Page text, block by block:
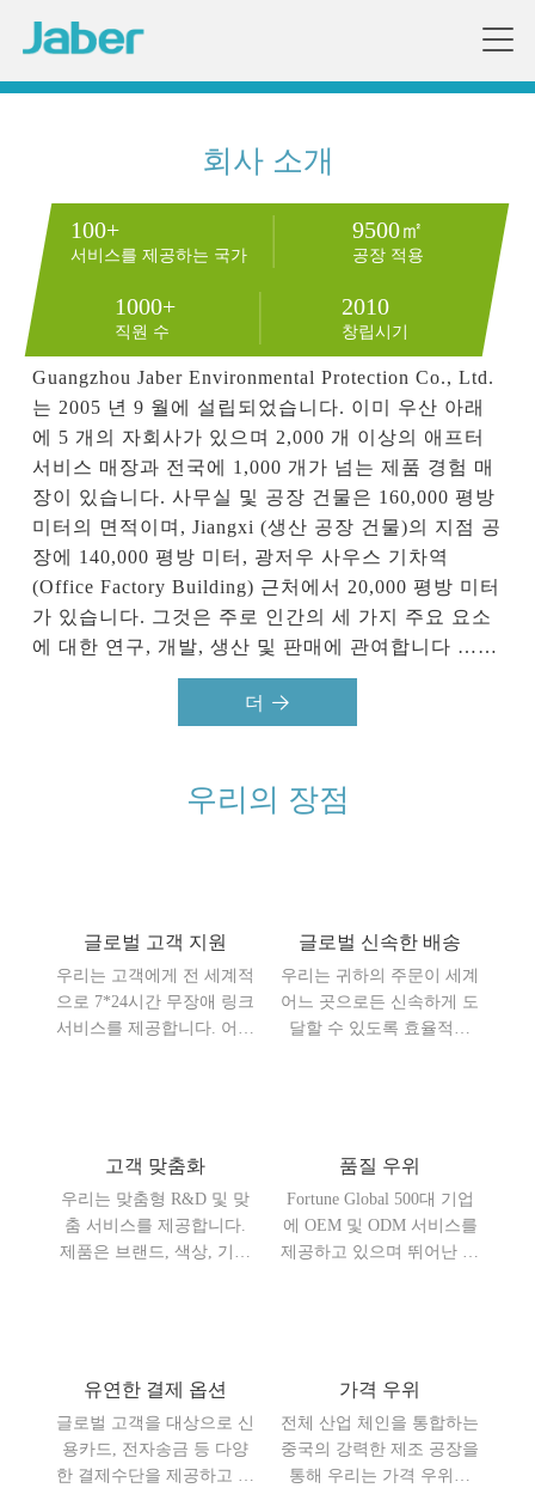
회사 소개
100+
서비스를 제공하는 국가
9500㎡
공장 적용
1000+
직원 수
2010
창립시기
Guangzhou Jaber Environmental Protection Co., Ltd.
는 2005 년 9 월에 설립되었습니다. 이미 우산 아래
에 5 개의 자회사가 있으며 2,000 개 이상의 애프터
서비스 매장과 전국에 1,000 개가 넘는 제품 경험 매
장이 있습니다. 사무실 및 공장 건물은 160,000 평방
미터의 면적이며, Jiangxi (생산 공장 건물)의 지점 공
장에 140,000 평방 미터, 광저우 사우스 기차역
(Office Factory Building) 근처에서 20,000 평방 미터
가 있습니다. 그것은 주로 인간의 세 가지 주요 요소
에 대한 연구, 개발, 생산 및 판매에 관여합니다 ……
더
우리의 장점
글로벌 고객 지원
우리는 고객에게 전 세계적
으로 7*24시간 무장애 링크
서비스를 제공합니다. 어느
글로벌 신속한 배송
우리는 귀하의 주문이 세계
어느 곳으로든 신속하게 도
달할 수 있도록 효율적인
수 있습니다.
고객 맞춤화
우리는 맞춤형 R&D 및 맞
춤 서비스를 제공합니다.
제품은 브랜드, 색상, 기능
품질 우위
Fortune Global 500대 기업
에 OEM 및 ODM 서비스를
제공하고 있으며 뛰어난 제
유연한 결제 옵션
글로벌 고객을 대상으로 신
용카드, 전자송금 등 다양
한 결제수단을 제공하고 있
가격 우위
전체 산업 체인을 통합하는
중국의 강력한 제조 공장을
통해 우리는 가격 우위를